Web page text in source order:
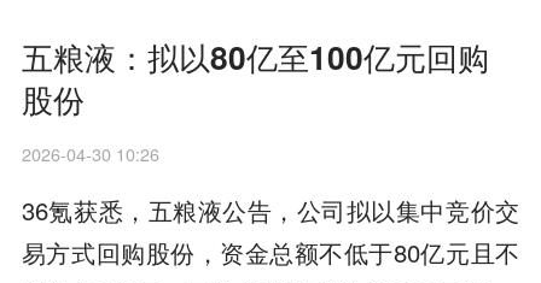
五粮液：拟以80亿至100亿元回购
股份
2026-04-30 10:26
36氪获悉，五粮液公告，公司拟以集中竞价交
易方式回购股份，资金总额不低于80亿元且不